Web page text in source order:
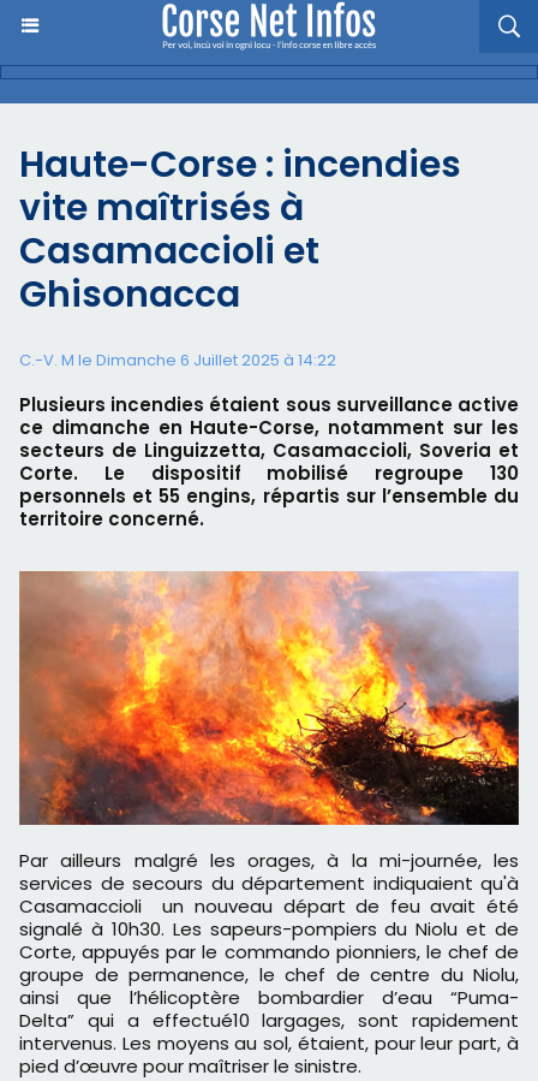
Haute-Corse : incendies
vite maîtrisés à
Casamaccioli et
Ghisonacca
C.-V. M le Dimanche 6 Juillet 2025 à 14:22
Plusieurs incendies étaient sous surveillance active
ce dimanche en Haute-Corse, notamment sur les
secteurs de Linguizzetta, Casamaccioli, Soveria et
Corte. Le dispositif mobilisé regroupe 130
personnels et 55 engins, répartis sur l’ensemble du
territoire concerné.
Par ailleurs malgré les orages, à la mi-journée, les
services de secours du département indiquaient qu'à
Casamaccioli un nouveau départ de feu avait été
signalé à 10h30. Les sapeurs-pompiers du Niolu et de
Corte, appuyés par le commando pionniers, le chef de
groupe de permanence, le chef de centre du Niolu,
ainsi que l’hélicoptère bombardier d’eau “Puma-
Delta” qui a effectué10 largages, sont rapidement
intervenus. Les moyens au sol, étaient, pour leur part, à
pied d’œuvre pour maîtriser le sinistre.